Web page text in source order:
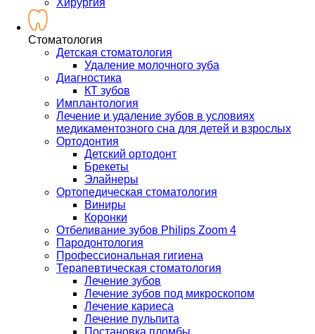
Хирургия
Стоматология
Детская стоматология
Удаление молочного зуба
Диагностика
КТ зубов
Имплантология
Лечение и удаление зубов в условиях
медикаментозного сна для детей и взрослых
Ортодонтия
Детский ортодонт
Брекеты
Элайнеры
Ортопедическая стоматология
Виниры
Коронки
Отбеливание зубов Philips Zoom 4
Пародонтология
Профессиональная гигиена
Терапевтическая стоматология
Лечение зубов
Лечение зубов под микроскопом
Лечение кариеса
Лечение пульпита